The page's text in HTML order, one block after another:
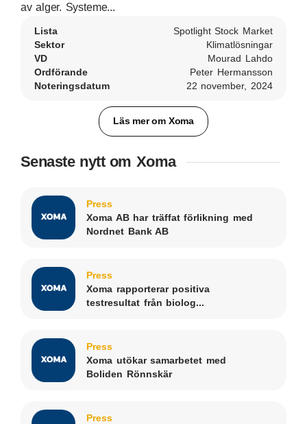
av alger. Systeme...
Lista
Spotlight Stock Market
Sektor
Klimatlösningar
VD
Mourad Lahdo
Ordförande
Peter Hermansson
Noteringsdatum
22 november, 2024
Läs mer om Xoma
Senaste nytt om Xoma
Press
Xoma AB har träffat förlikning med
Nordnet Bank AB
Press
Xoma rapporterar positiva
testresultat från biolog...
Press
Xoma utökar samarbetet med
Boliden Rönnskär
Press